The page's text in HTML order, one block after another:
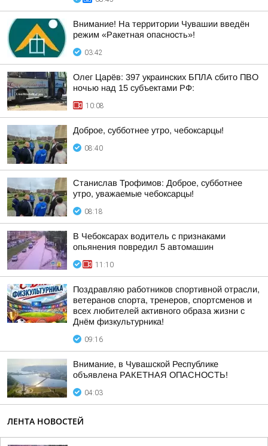
Внимание! На территории Чувашии введён
режим «Ракетная опасность»!
03:42
Олег Царёв: 397 украинских БПЛА сбито ПВО
ночью над 15 субъектами РФ:
10:08
Доброе, субботнее утро, чебоксарцы!
08:40
Станислав Трофимов: Доброе, субботнее
утро, уважаемые чебоксарцы!
08:18
В Чебоксарах водитель с признаками
опьянения повредил 5 автомашин
11:10
Поздравляю работников спортивной отрасли,
ветеранов спорта, тренеров, спортсменов и
всех любителей активного образа жизни с
Днём физкультурника!
09:16
Внимание, в Чувашской Республике
объявлена РАКЕТНАЯ ОПАСНОСТЬ!
04:03
ЛЕНТА НОВОСТЕЙ